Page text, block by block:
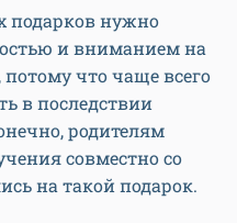
подарков нужно
и вниманием на
что чаще всего
в последствии
родителям
совместно со
на такой подарок.